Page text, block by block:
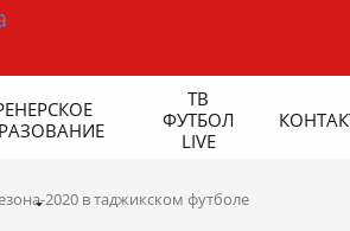
ТВ
ФУТБОЛ
LIVE
2020 в таджикском футболе